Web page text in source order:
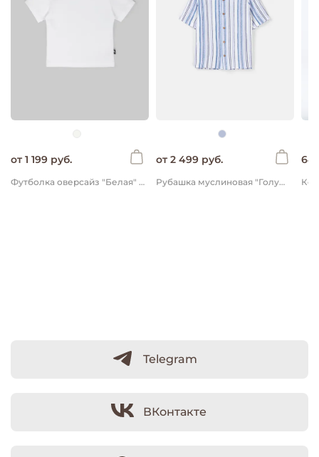
от 1 199 руб.
Футболка оверсайз "Белая" 7+
от 2 499 руб.
Рубашка муслиновая "Голубая" с коротким рукавом 7+
Telegram
ВКонтакте